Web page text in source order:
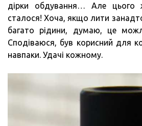
дірки обдування… Але цього
сталося! Хоча, якщо лити
багато рідини, думаю, це
Сподіваюся, був корисний для
навпаки. Удачі кожному.